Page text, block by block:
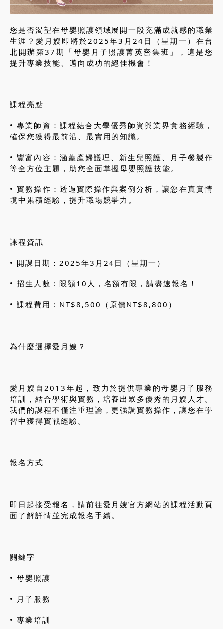
您是否渴望在母嬰照護領域展開一段充滿成就感的職業
生涯？愛月嫂即將於2025年3月24日（星期一）在台
北開辦第37期「母嬰月子照護菁英密集班」，這是您
提升專業技能、邁向成功的絕佳機會！
課程亮點
• 專業師資：課程結合大學優秀師資與業界實務經驗，
確保您獲得最前沿、最實用的知識。
• 豐富內容：涵蓋產婦護理、新生兒照護、月子餐製作
等全方位主題，助您全面掌握母嬰照護技能。
• 實務操作：透過實際操作與案例分析，讓您在真實情
境中累積經驗，提升職場競爭力。
課程資訊
• 開課日期：2025年3月24日（星期一）
• 招生人數：限額10人，名額有限，請盡速報名！
• 課程費用：NT$8,500（原價NT$8,800）
為什麼選擇愛月嫂？
愛月嫂自2013年起，致力於提供專業的母嬰月子服務
培訓，結合學術與實務，培養出眾多優秀的月嫂人才。
我們的課程不僅注重理論，更強調實務操作，讓您在學
習中獲得實戰經驗。
報名方式
即日起接受報名，請前往愛月嫂官方網站的課程活動頁
面了解詳情並完成報名手續。
關鍵字
• 母嬰照護
• 月子服務
• 專業培訓